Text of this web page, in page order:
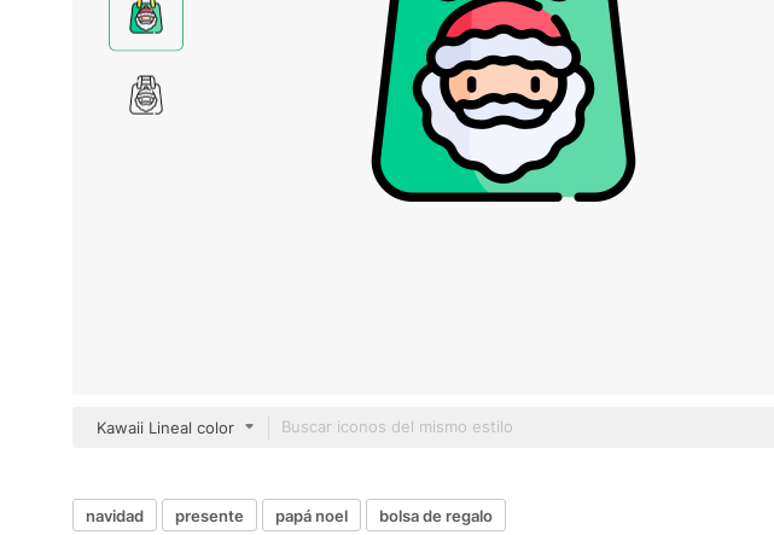
Kawaii Lineal color
navidad presente papá noel bolsa de regalo